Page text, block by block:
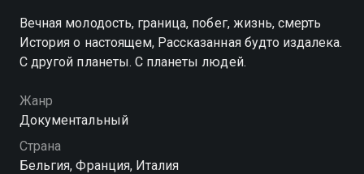
Вечная молодость, граница, побег, жизнь, смерть
История о настоящем, Рассказанная будто издалека.
С другой планеты. С планеты людей.
Жанр
Документальный
Страна
Бельгия, Франция, Италия